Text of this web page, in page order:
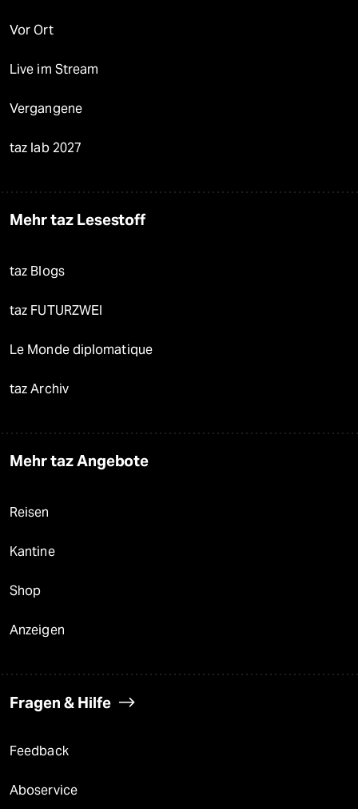
Vor Ort
Live im Stream
Vergangene
taz lab 2027
Mehr taz Lesestoff
taz Blogs
taz FUTURZWEI
Le Monde diplomatique
taz Archiv
Mehr taz Angebote
Reisen
Kantine
Shop
Anzeigen
Fragen & Hilfe
Feedback
Aboservice